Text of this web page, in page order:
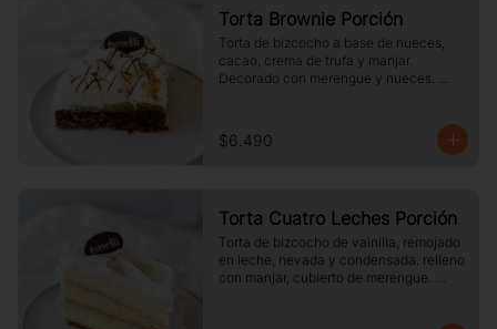
Torta Brownie Porción
Torta de bizcocho a base de nueces,
cacao, crema de trufa y manjar.
Decorado con merengue y nueces.
$6.490
Torta Cuatro Leches Porción
Torta de bizcocho de vainilla, remojado
en leche, nevada y condensada. relleno
con manjar, cubierto de merengue.